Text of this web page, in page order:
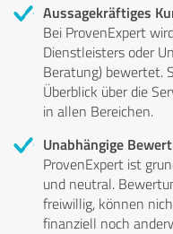
Aussagekräftiges
Bei ProvenExpert
Dienstleisters oder
Beratung) bewertet.
Überblick über die
in allen Bereichen.
Unabhängige
ProvenExpert ist
und neutral.
freiwillig, können
finanziell noch